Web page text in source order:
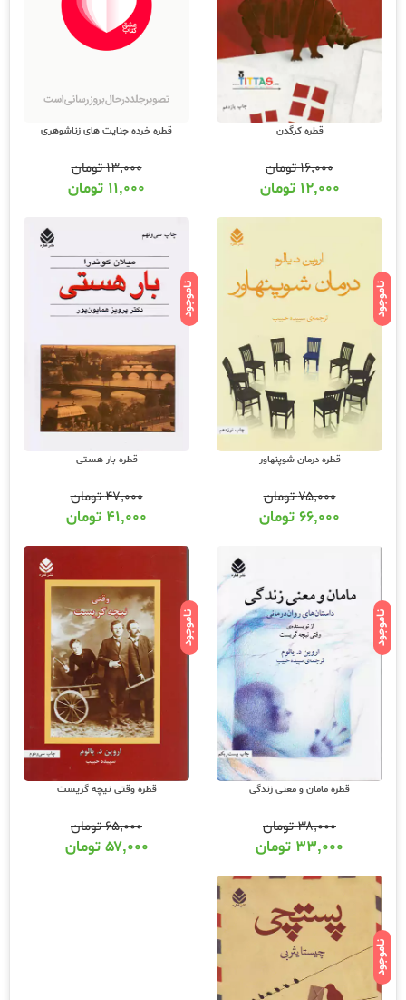
قطره کرگدن
۱۶,۰۰۰تومان
۱۲,۰۰۰ تومان
قطره خرده جنایت های زناشوهری
۱۳,۰۰۰تومان
۱۱,۰۰۰ تومان
ناموجود
قطره درمان شوپنهاور
۷۵,۰۰۰تومان
۶۶,۰۰۰ تومان
ناموجود
قطره بار هستی
۴۷,۰۰۰تومان
۴۱,۰۰۰ تومان
ناموجود
قطره مامان و معنی زندگی
۳۸,۰۰۰تومان
۳۳,۰۰۰ تومان
ناموجود
قطره وقتی نیچه گریست
۶۵,۰۰۰تومان
۵۷,۰۰۰ تومان
ناموجود